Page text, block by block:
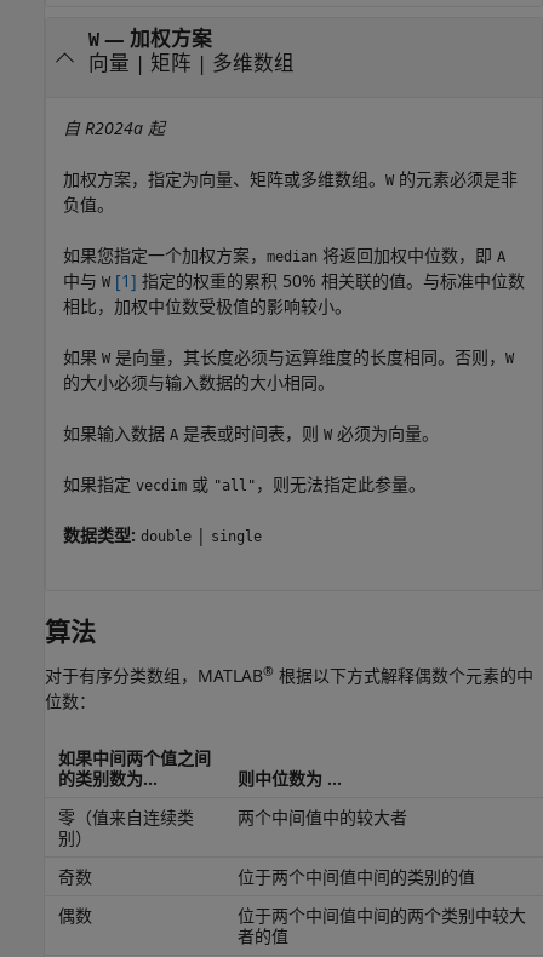
W— 加权方案
向量 | 矩阵 | 多维数组
自 R2024a 起
加权方案，指定为向量、矩阵或多维数组。 W 的元素必须是非
负值。
如果您指定一个加权方案， median 将返回加权中位数，即 A
中与 W [1] 指定的权重的累积 50% 相关联的值。与标准中位数
相比，加权中位数受极值的影响较小。
如果 W 是向量，其长度必须与运算维度的长度相同。否则， W
的大小必须与输入数据的大小相同。
如果输入数据 A 是表或时间表，则 W 必须为向量。
如果指定 vecdim 或 "all" ，则无法指定此参量。
数据类型: double | single
算法
对于有序分类数组，MATLAB® 根据以下方式解释偶数个元素的中
位数：
如果中间两个值之间
的类别数为...
则中位数为 ...
零（值来自连续类
别）
两个中间值中的较大者
奇数
位于两个中间值中间的类别的值
偶数
位于两个中间值中间的两个类别中较大
者的值